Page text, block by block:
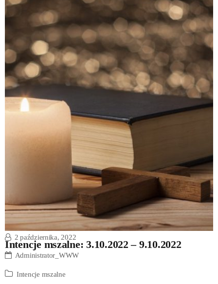
Intencje mszalne: 3.10.2022 – 9.10.2022
2 października, 2022
Administrator_WWW
Intencje mszalne